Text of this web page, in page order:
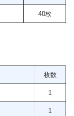
40枚
枚数
1
1